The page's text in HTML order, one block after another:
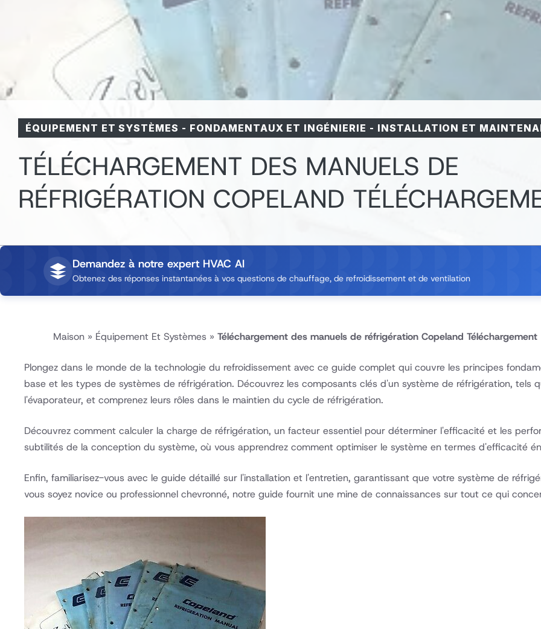
ÉQUIPEMENT ET SYSTÈMES - FONDAMENTAUX ET INGÉNIERIE - INSTALLATION ET
TÉLÉCHARGEMENT DES MANUELS DE
RÉFRIGÉRATION COPELAND
Demandez à notre expert HVAC AI
Obtenez des réponses instantanées à vos questions de chauffage, de refroidissement et de ventilation
Maison » Équipement Et Systèmes » Téléchargement des manuels de réfrigération Copeland Téléchargement
Plongez dans le monde de la technologie du refroidissement avec ce guide complet qui couvre les principes
base et les types de systèmes de réfrigération. Découvrez les composants clés d'un système de réfrigération, tels
l'évaporateur, et comprenez leurs rôles dans le maintien du cycle de réfrigération.
Découvrez comment calculer la charge de réfrigération, un facteur essentiel pour déterminer l'efficacité et les
subtilités de la conception du système, où vous apprendrez comment optimiser le système en termes d'efficacité
Enfin, familiarisez-vous avec le guide détaillé sur l'installation et l'entretien, garantissant que votre système de
vous soyez novice ou professionnel chevronné, notre guide fournit une mine de connaissances sur tout ce qui